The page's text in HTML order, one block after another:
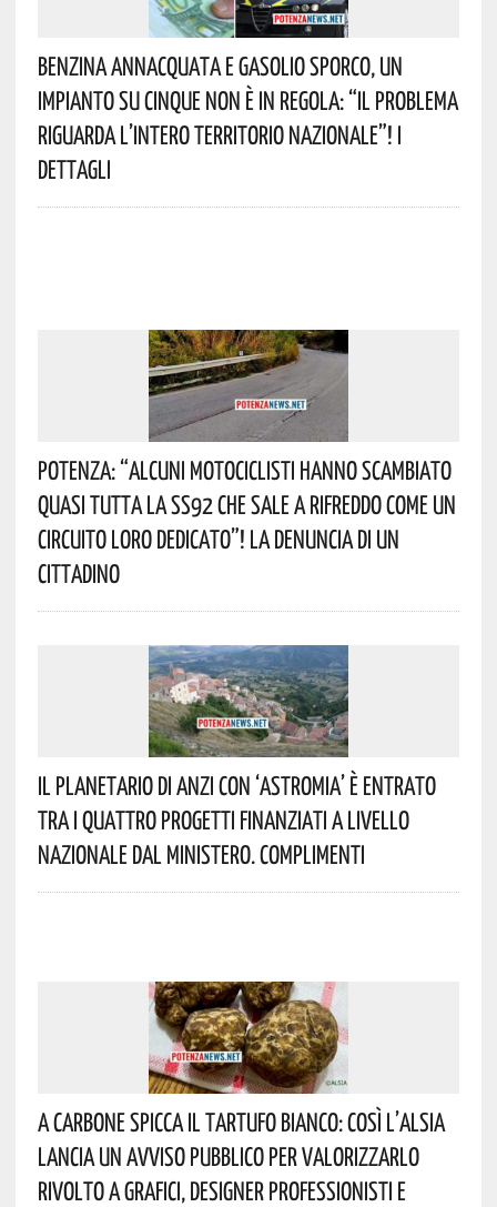
Benzina Annacquata E Gasolio Sporco, Un
Impianto Su Cinque Non È In Regola: “il Problema
Riguarda L’intero Territorio Nazionale”! I
Dettagli
Potenza: “alcuni Motociclisti Hanno Scambiato
Quasi Tutta La SS92 Che Sale A Rifreddo Come Un
Circuito Loro Dedicato”! La Denuncia Di Un
Cittadino
Il Planetario Di Anzi Con ‘Astromia’ È Entrato
Tra I Quattro Progetti Finanziati A Livello
Nazionale Dal Ministero. Complimenti
A Carbone Spicca Il Tartufo Bianco: Così L’Alsia
Lancia Un Avviso Pubblico Per Valorizzarlo
Rivolto A Grafici, Designer Professionisti E